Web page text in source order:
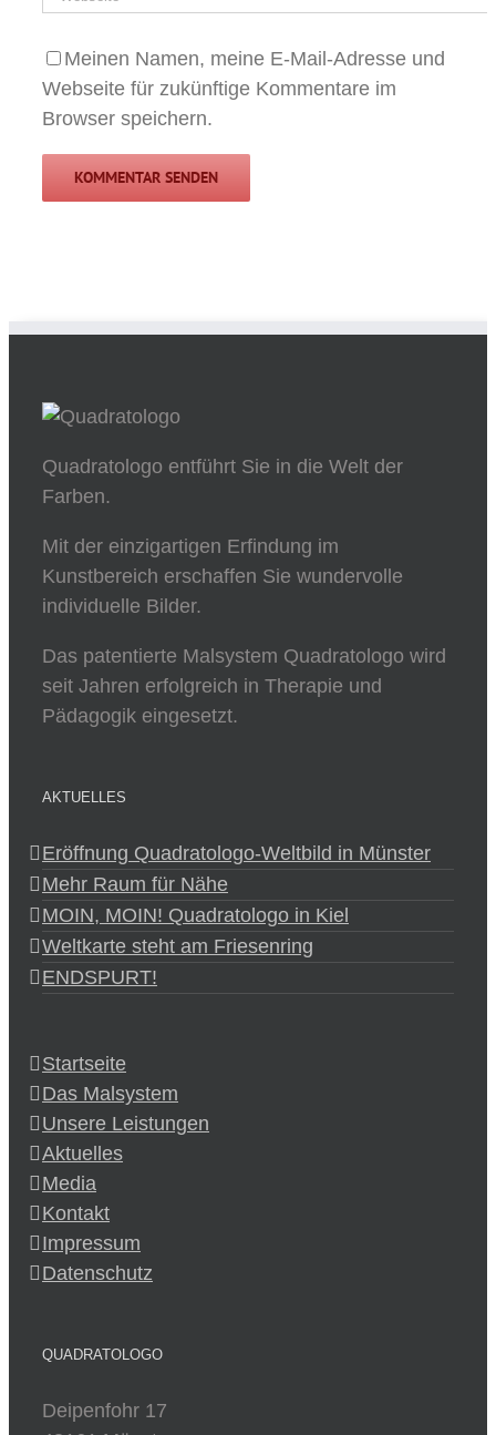
Meinen Namen, meine E-Mail-Adresse und
Webseite für zukünftige Kommentare im
Browser speichern.
Quadratologo entführt Sie in die Welt der
Farben.
Mit der einzigartigen Erfindung im
Kunstbereich erschaffen Sie wundervolle
individuelle Bilder.
Das patentierte Malsystem Quadratologo wird
seit Jahren erfolgreich in Therapie und
Pädagogik eingesetzt.
AKTUELLES
Eröffnung Quadratologo-Weltbild in Münster
Mehr Raum für Nähe
MOIN, MOIN! Quadratologo in Kiel
Weltkarte steht am Friesenring
ENDSPURT!
Startseite
Das Malsystem
Unsere Leistungen
Aktuelles
Media
Kontakt
Impressum
Datenschutz
QUADRATOLOGO
Deipenfohr 17